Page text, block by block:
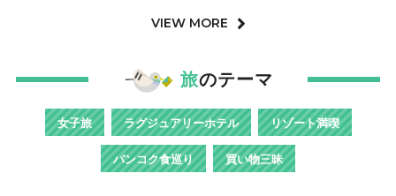
VIEW MORE
旅のテーマ
女子旅 ラグジュアリーホテル リゾート満喫
バンコク食巡り 買い物三昧